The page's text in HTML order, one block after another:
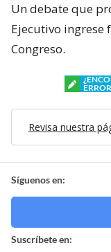
Un debate que
Ejecutivo
Congreso.
Revisa nuestra
Síguenos en:
Suscríbete en: